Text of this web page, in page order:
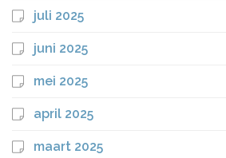
juli 2025
juni 2025
mei 2025
april 2025
maart 2025